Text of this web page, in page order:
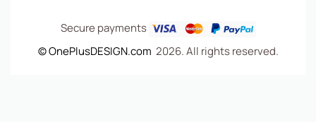
Secure payments
© OnePlusDESIGN.com 2026. All rights reserved.